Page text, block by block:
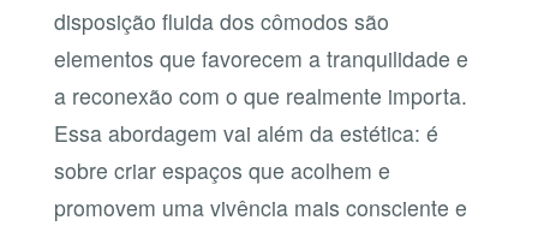
disposição fluida dos cômodos são
elementos que favorecem a tranquilidade e
a reconexão com o que realmente importa.
Essa abordagem vai além da estética: é
sobre criar espaços que acolhem e
promovem uma vivência mais consciente e